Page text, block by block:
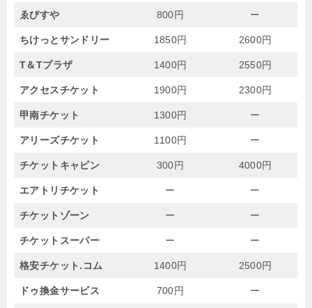
ゑびすや 800円 ー
ちけっとサンドリー 1850円 2600円
T＆Tプラザ 1400円 2550円
アクセスチケット 1900円 2300円
甲南チケット 1300円 ー
アリーズチケット 1100円 ー
チケットキャビン 300円 4000円
エアトリチケット ー ー
チケットゾーン ー ー
チケットスーパー ー ー
格安チケット.コム 1400円 2500円
ドゥ換金サービス 700円 ー